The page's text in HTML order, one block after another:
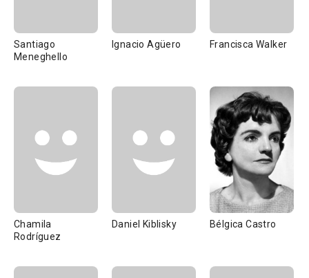
Santiago
Meneghello
Ignacio Agüero Francisca Walker
Chamila
Rodríguez
Daniel Kiblisky Bélgica Castro